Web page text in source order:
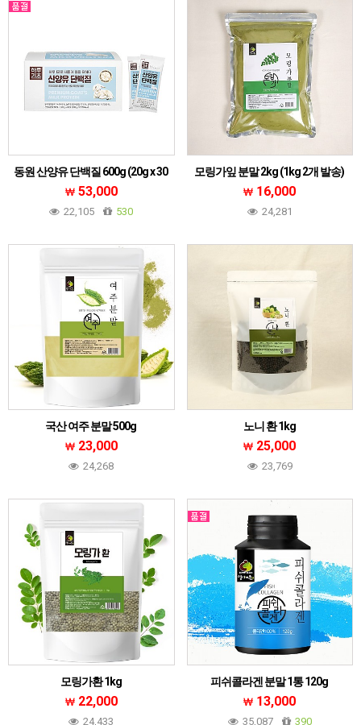
동원 산양유 단백질 600g (20g x 30
포)프리미엄 산양분말 하루 한포
53,000
22,105 530
모링가잎 분말 2kg (1kg 2개 발송)
16,000
24,281
국산 여주 분말 500g
23,000
24,268
노니 환 1kg
25,000
23,769
모링가환 1kg
22,000
24,433
피쉬콜라겐 분말 1통 120g
13,000
35,087 390